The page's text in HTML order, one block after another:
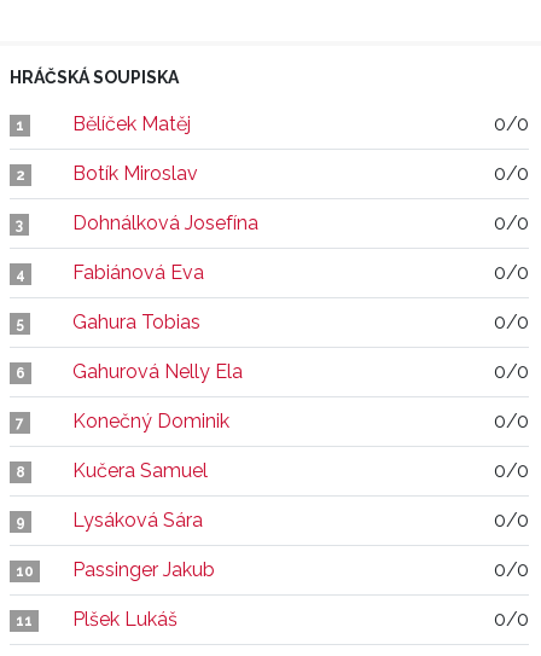
HRÁČSKÁ SOUPISKA
1 Bělíček Matěj 0/0
2 Botík Miroslav 0/0
3 Dohnálková Josefína 0/0
4 Fabiánová Eva 0/0
5 Gahura Tobias 0/0
6 Gahurová Nelly Ela 0/0
7 Konečný Dominik 0/0
8 Kučera Samuel 0/0
9 Lysáková Sára 0/0
10 Passinger Jakub 0/0
11 Plšek Lukáš 0/0